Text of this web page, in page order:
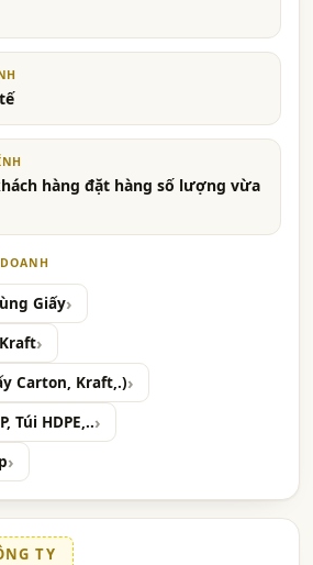
hàng đặt hàng số lượng vừa
Giấy
Carton, Kraft,.)
Túi HDPE,..
TY